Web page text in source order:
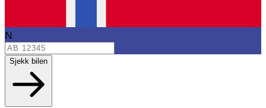
N
Sjekk bilen